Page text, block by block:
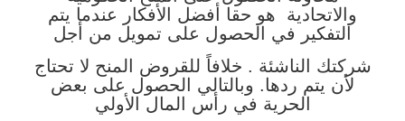
والاتحادية هو حقا أفضل الأفكار عندما يتم
التفكير في الحصول على تمويل من أجل
شركتك الناشئة . خلافاً للقروض المنح لا تحتاج
لأن يتم ردها. وبالتالي الحصول على بعض
الحرية في رأس المال الأولي